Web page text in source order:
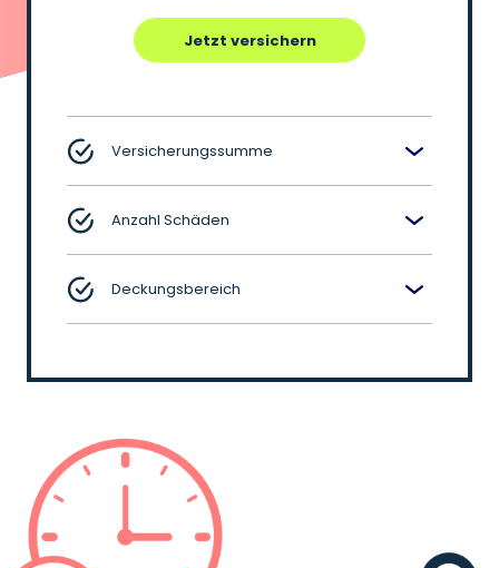
Jetzt versichern
Versicherungssumme
Anzahl Schäden
Deckungsbereich